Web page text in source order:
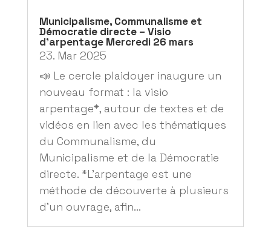
Municipalisme, Communalisme et
Démocratie directe – Visio
d’arpentage Mercredi 26 mars
23. Mar 2025
📣 Le cercle plaidoyer inaugure un
nouveau format : la visio
arpentage*, autour de textes et de
vidéos en lien avec les thématiques
du Communalisme, du
Municipalisme et de la Démocratie
directe. *L'arpentage est une
méthode de découverte à plusieurs
d'un ouvrage, afin...